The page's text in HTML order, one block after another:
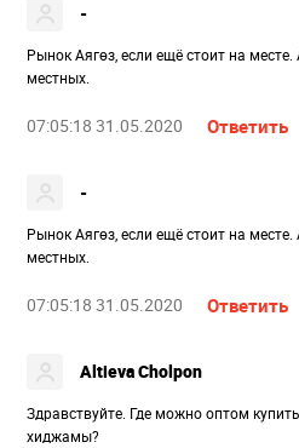
-
Рынок Аягөз, если ещё стоит на
местных.
07:05:18 31.05.2020 Ответить
-
Рынок Аягөз, если ещё стоит на
местных.
07:05:18 31.05.2020 Ответить
Altieva Cholpon
Здравствуйте. Где можно оптом
хиджамы?